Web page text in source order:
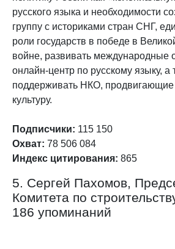
русского языка и необходимости
группу с историками стран СНГ,
роли государств в победе в
войне, развивать международные
онлайн‑центр по русскому языку, а
поддерживать НКО, продвигающие
культуру.
Подписчики: 115 150
Охват: 78 506 084
Индекс цитирования: 865
5. Сергей Пахомов,
Комитета по
186 упоминаний